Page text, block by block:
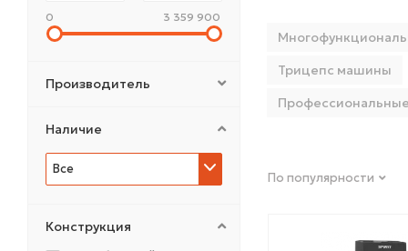
Трицепс машины
Профессиональные
По популярности
0 3 359 900
Производитель
Наличие
Все
Конструкция